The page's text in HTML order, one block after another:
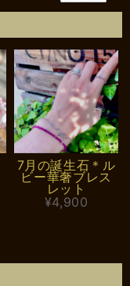
7月の誕生石＊ル
ビー華奢ブレス
レット
¥4,900